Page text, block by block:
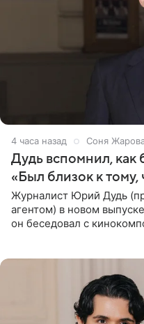
4 часа назад Соня
Дудь вспомнил, как
«Был близок к тому,
Журналист Юрий Дудь
агентом) в новом
он беседовал с